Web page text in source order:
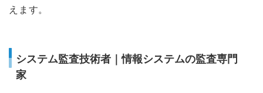
えます。
システム監査技術者｜情報システムの監査専門
家